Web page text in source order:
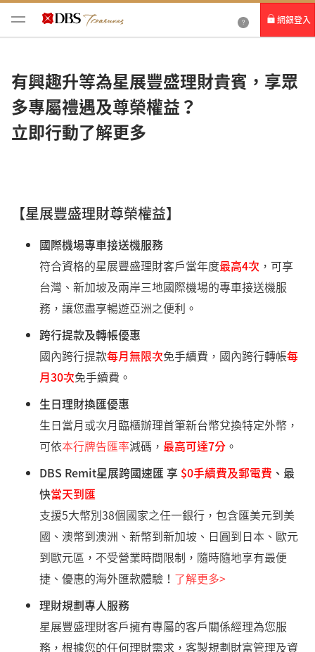
網銀登入
Card+ 信用卡數位服務
有興趣升等為星展豐盛理財貴賓，享眾
多專屬禮遇及尊榮權益？
立即行動了解更多
【星展豐盛理財尊榮權益】
國際機場專車接送機服務
符合資格的星展豐盛理財客戶當年度最高4次 ，可享
台灣、新加坡及兩岸三地國際機場的專車接送機服
務，讓您盡享暢遊亞洲之便利。
跨行提款及轉帳優惠
國內跨行提款每月無限次免手續費，國內跨行轉帳每
月30次免手續費。
生日理財換匯優惠
生日當月或次月臨櫃辦理首筆新台幣兌換特定外幣，
可依本行牌告匯率減碼， 最高可達7分 。
DBS Remit星展跨國速匯 享 $0手續費及郵電費 、最
快當天到匯
支援5大幣別38個國家之任一銀行，包含匯美元到美
國、澳幣到澳洲、新幣到新加坡、日圓到日本、歐元
到歐元區，不受營業時間限制，隨時隨地享有最便
捷、優惠的海外匯款體驗！ 了解更多>
理財規劃專人服務
星展豐盛理財客戶擁有專屬的客戶關係經理為您服
務，根據您的任何理財需求，客製規劃財富管理及資